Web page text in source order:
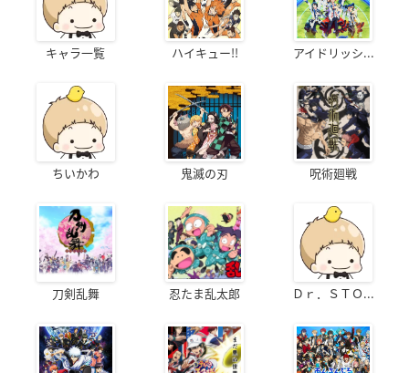
キャラ一覧 ハイキュー!! アイドリッシ...
ちいかわ 鬼滅の刃 呪術廻戦
刀剣乱舞 忍たま乱太郎 Ｄｒ．ＳＴＯ...